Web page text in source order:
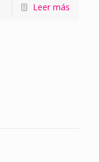
Leer más